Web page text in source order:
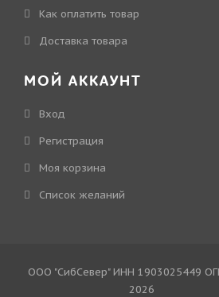
Как оплатить товар
Доставка товара
МОЙ АККАУНТ
Вход
Регистрация
Моя корзина
Cписок желаний
ООО "СибСевер" ИНН 1903025449
2026